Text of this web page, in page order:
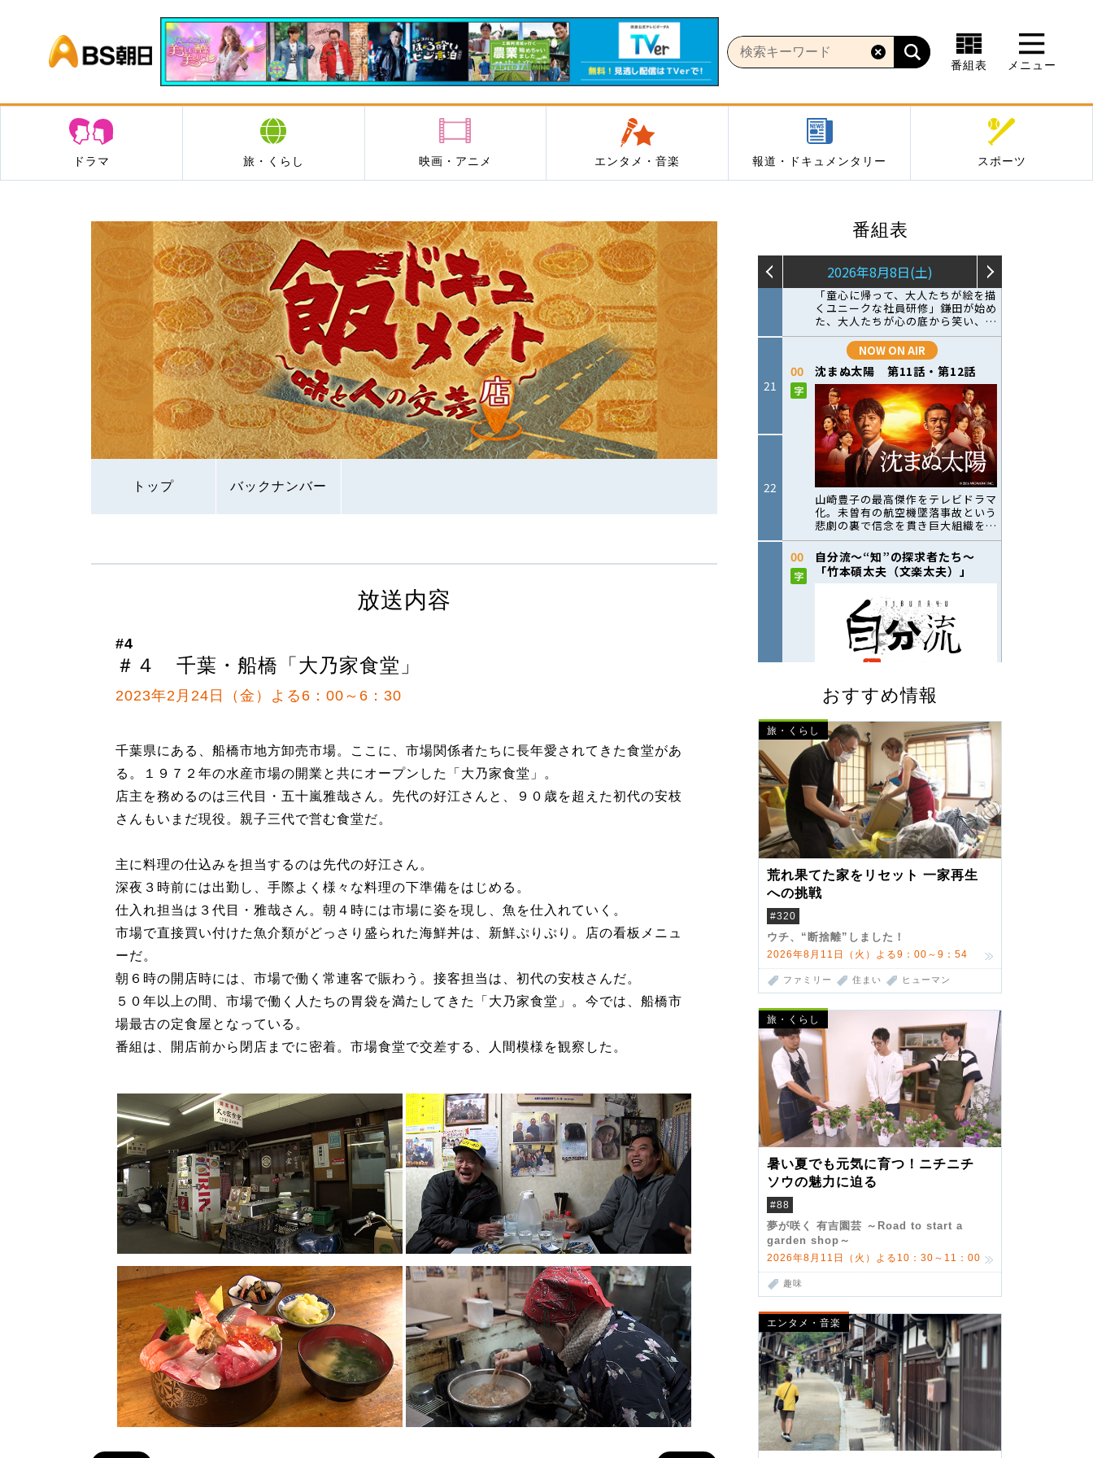
BS朝日
番組表 メニュー
ドラマ 旅・くらし 映画・アニメ エンタメ・音楽 報道・ドキュメンタリー スポーツ
トップ バックナンバー
番組表
おすすめ情報
旅・くらし
荒れ果てた家をリセット 一家再生
への挑戦
#320
ウチ、“断捨離”しました！
2026年8月11日（火）よる9：00～9：54
ファミリー 住まい ヒューマン
旅・くらし
暑い夏でも元気に育つ！ニチニチ
ソウの魅力に迫る
#88
夢が咲く 有吉園芸 ～Road to start a
garden shop～
2026年8月11日（火）よる10：30～11：00
趣味
エンタメ・音楽
放送内容
#4
＃４ 千葉・船橋「大乃家食堂」
2023年2月24日（金）よる6：00～6：30
千葉県にある、船橋市地方卸売市場。ここに、市場関係者たちに長年愛されてきた食堂があ
る。１９７２年の水産市場の開業と共にオープンした「大乃家食堂」。
店主を務めるのは三代目・五十嵐雅哉さん。先代の好江さんと、９０歳を超えた初代の安枝
さんもいまだ現役。親子三代で営む食堂だ。
主に料理の仕込みを担当するのは先代の好江さん。
深夜３時前には出勤し、手際よく様々な料理の下準備をはじめる。
仕入れ担当は３代目・雅哉さん。朝４時には市場に姿を現し、魚を仕入れていく。
市場で直接買い付けた魚介類がどっさり盛られた海鮮丼は、新鮮ぷりぷり。店の看板メニュ
ーだ。
朝６時の開店時には、市場で働く常連客で賑わう。接客担当は、初代の安枝さんだ。
５０年以上の間、市場で働く人たちの胃袋を満たしてきた「大乃家食堂」。今では、船橋市
場最古の定食屋となっている。
番組は、開店前から閉店までに密着。市場食堂で交差する、人間模様を観察した。